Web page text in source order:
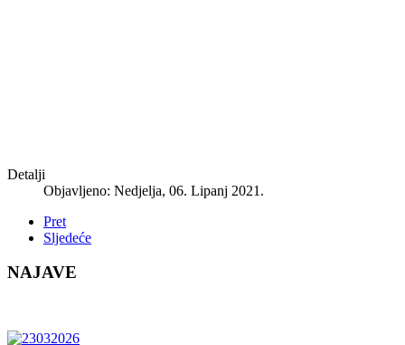
Detalji
Objavljeno: Nedjelja, 06. Lipanj 2021.
Pret
Sljedeće
NAJAVE